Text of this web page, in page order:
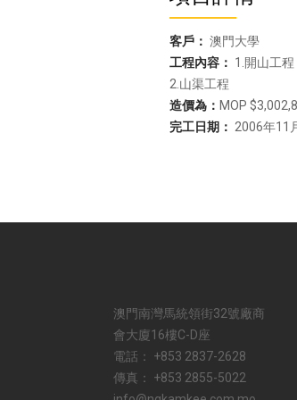
客戶： 澳門大學
工程內容： 1.開山工程
2.山渠工程
造價為： MOP
完工日期： 2006年11
澳門南灣馬統領街32號廠商
會大廈16樓C-D座
電話： +853 2837-2628
傳真： +853 2855-5022